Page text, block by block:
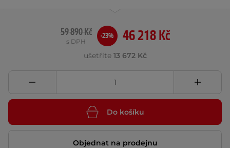
46 218 Kč
59 890 Kč
s DPH
-23%
ušetříte 13 672 Kč
Do košíku
Objednat na prodejnu